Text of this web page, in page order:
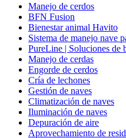
Manejo de cerdos
BFN Fusion
Bienestar animal Havito
Sistema de manejo nave
PureLine | Soluciones de
Manejo de cerdas
Engorde de cerdos
Cría de lechones
Gestión de naves
Climatización de naves
Iluminación de naves
Depuración de aire
Aprovechamiento de